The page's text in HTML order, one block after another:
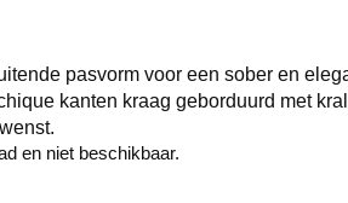
pasvorm voor een sober en
kanten kraag geborduurd met
en niet beschikbaar.